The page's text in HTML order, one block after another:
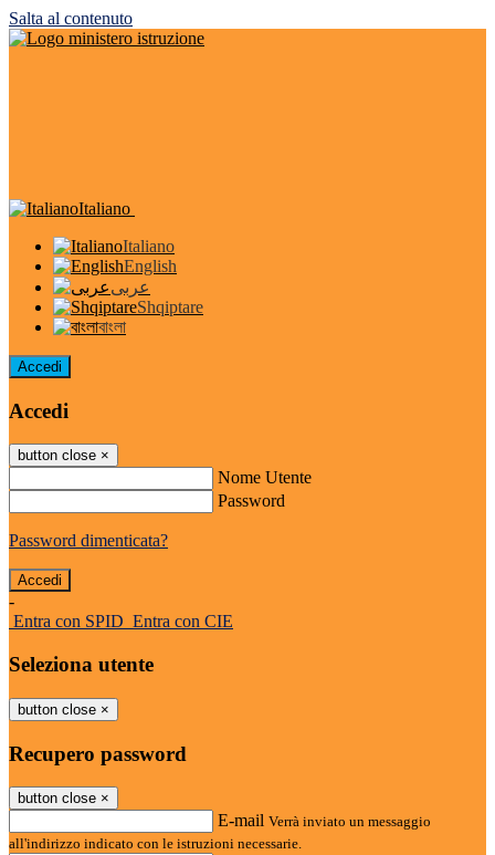
Salta al contenuto
Italiano
Italiano
English
عربى
Shqiptare
বাংলা
Accedi
Accedi
button close ×
Nome Utente
Password
Password dimenticata?
-
Entra con SPID Entra con CIE
Seleziona utente
button close ×
Recupero password
button close ×
E-mail Verrà inviato un messaggio
all'indirizzo indicato con le istruzioni necessarie.